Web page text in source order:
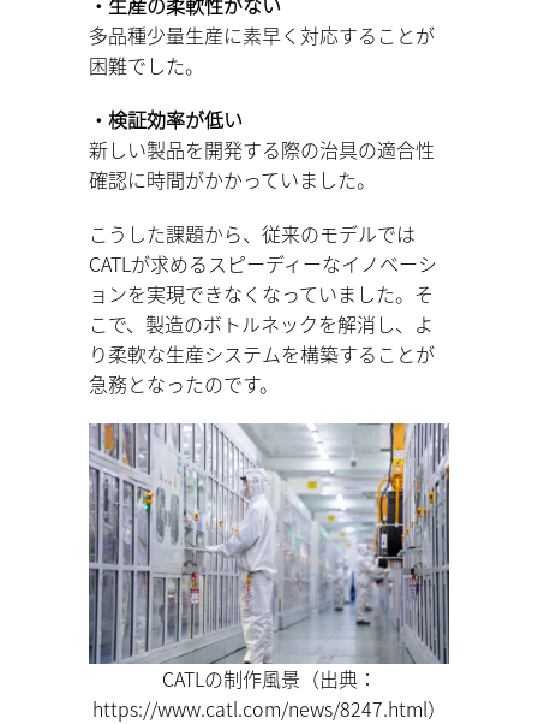
多品種少量生産に素早く対応することが
困難でした。
・検証効率が低い
新しい製品を開発する際の治具の適合性
確認に時間がかかっていました。
こうした課題から、従来のモデルでは
CATLが求めるスピーディーなイノベーシ
ョンを実現できなくなっていました。そ
こで、製造のボトルネックを解消し、よ
り柔軟な生産システムを構築することが
急務となったのです。
CATLの制作風景（出典：
https://www.catl.com/news/8247.html）